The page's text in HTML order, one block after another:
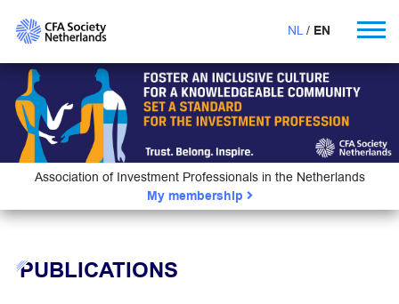
NL EN
Association of Investment Professionals in the Netherlands
My membership
PUBLICATIONS